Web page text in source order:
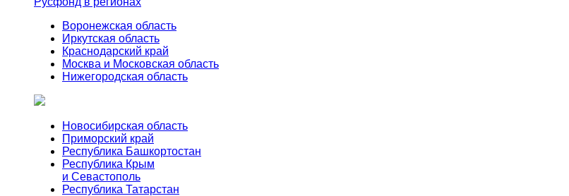
Воронежская область
Иркутская область
Краснодарский край
Москва и Московская область
Нижегородская область
Новосибирская область
Приморский край
Республика Башкортостан
Республика Крым
и Севастополь
Республика Татарстан